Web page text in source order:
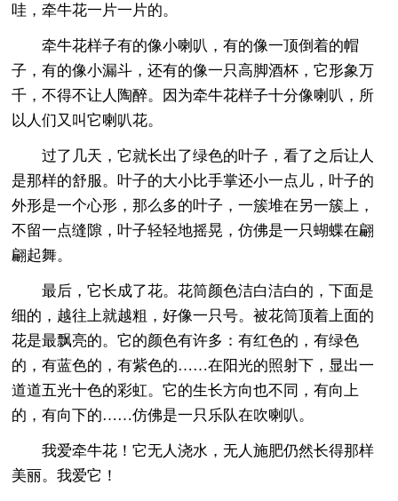
哇，牵牛花一片一片的。
牵牛花样子有的像小喇叭，有的像一顶倒着的帽
子，有的像小漏斗，还有的像一只高脚酒杯，它形象万
千，不得不让人陶醉。因为牵牛花样子十分像喇叭，所
以人们又叫它喇叭花。
过了几天，它就长出了绿色的叶子，看了之后让人
是那样的舒服。叶子的大小比手掌还小一点儿，叶子的
外形是一个心形，那么多的叶子，一簇堆在另一簇上，
不留一点缝隙，叶子轻轻地摇晃，仿佛是一只蝴蝶在翩
翩起舞。
最后，它长成了花。花筒颜色洁白洁白的，下面是
细的，越往上就越粗，好像一只号。被花筒顶着上面的
花是最飘亮的。它的颜色有许多：有红色的，有绿色
的，有蓝色的，有紫色的……在阳光的照射下，显出一
道道五光十色的彩虹。它的生长方向也不同，有向上
的，有向下的……仿佛是一只乐队在吹喇叭。
我爱牵牛花！它无人浇水，无人施肥仍然长得那样
美丽。我爱它！